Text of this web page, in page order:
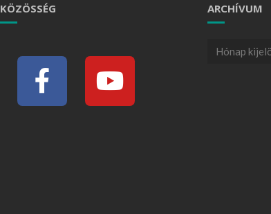
KÖZÖSSÉG ARCHÍVUM